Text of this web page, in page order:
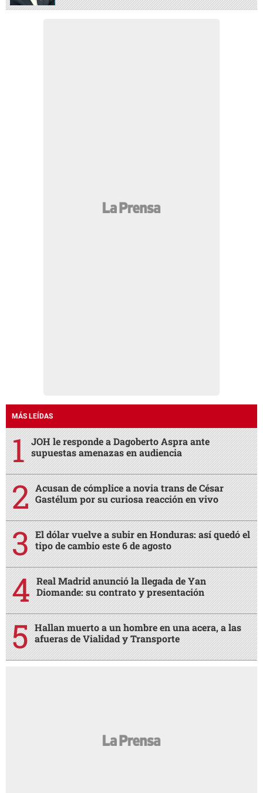
MÁS LEÍDAS
JOH le responde a Dagoberto Aspra ante
supuestas amenazas en audiencia
Acusan de cómplice a novia trans de César
Gastélum por su curiosa reacción en vivo
El dólar vuelve a subir en Honduras: así quedó el
tipo de cambio este 6 de agosto
Real Madrid anunció la llegada de Yan
Diomande: su contrato y presentación
Hallan muerto a un hombre en una acera, a las
afueras de Vialidad y Transporte